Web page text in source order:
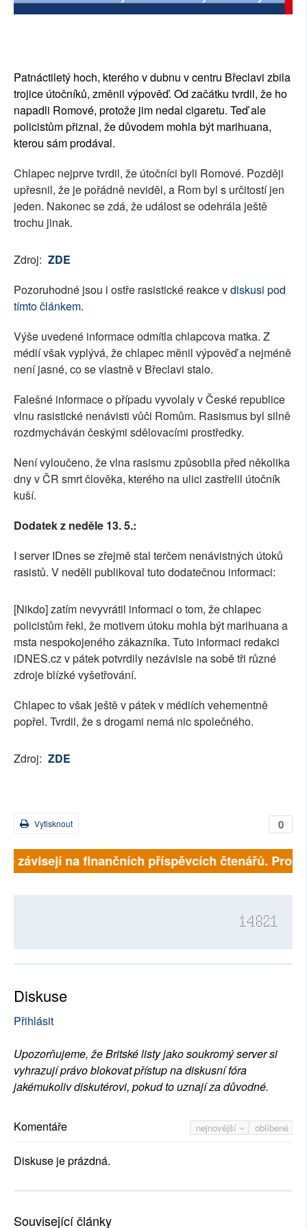
SOCIÁLNÍ SÍTĚ
PLNÁ VERZE STRÁNEK
Patnáctiletý hoch, kterého v dubnu v centru Břeclavi zbila
trojice útočníků, změnil výpověď. Od začátku tvrdil, že ho
napadli Romové, protože jim nedal cigaretu. Teď ale
policistům přiznal, že důvodem mohla být marihuana,
kterou sám prodával.
Chlapec nejprve tvrdil, že útočníci byli Romové. Později
upřesnil, že je pořádně neviděl, a Rom byl s určitostí jen
jeden. Nakonec se zdá, že událost se odehrála ještě
trochu jinak.
Zdroj: ZDE
Pozoruhodné jsou i ostře rasistické reakce vdiskusi pod
tímto článkem.
Výše uvedené informace odmítla chlapcova matka. Z
médií však vyplývá, že chlapec měnil výpověď a nejméně
není jasné, co se vlastně v Břeclavi stalo.
Falešné informace o případu vyvolaly v České republice
vlnu rasistické nenávisti vůči Romům. Rasismus byl silně
rozdmycháván českými sdělovacími prostředky.
Není vyloučeno, že vlna rasismu způsobila před několika
dny v ČR smrt člověka, kterého na ulici zastřelil útočník
kuší.
Dodatek z neděle 13. 5.:
I server IDnes se zřejmě stal terčem nenávistných útoků
rasistů. V neděli publikoval tuto dodatečnou informaci:
[Nikdo] zatím nevyvrátil informaci o tom, že chlapec
policistům řekl, že motivem útoku mohla být marihuana a
msta nespokojeného zákazníka. Tuto informaci redakci
iDNES.cz v pátek potvrdily nezávisle na sobě tři různé
zdroje blízké vyšetřování.
Chlapec to však ještě v pátek v médiích vehementně
popřel. Tvrdil, že s drogami nemá nic společného.
Zdroj: ZDE
0
Vytisknout
závisejí na finančních příspěvcích čtenářů.
14821
Diskuse
Přihlásit
Upozorňujeme, že Britské listy jako soukromý server si
vyhrazují právo blokovat přístup na diskusní fóra
jakémukoliv diskutérovi, pokud to uznají za důvodné.
nejnovější oblíbené
Komentáře
Diskuse je prázdná.
Související články